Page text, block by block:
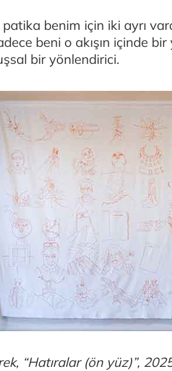
patika benim için iki ayrı
beni o akışın içinde
bir yönlendirici.
“Hatıralar (ön yüz)”,